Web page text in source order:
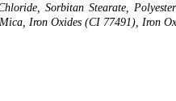
Sorbitan Stearate,
Iron Oxides (CI 77491), Iron